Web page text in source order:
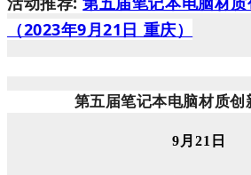
（2023年9月21日 重庆）
第五届笔记本电脑材质创
9月21日